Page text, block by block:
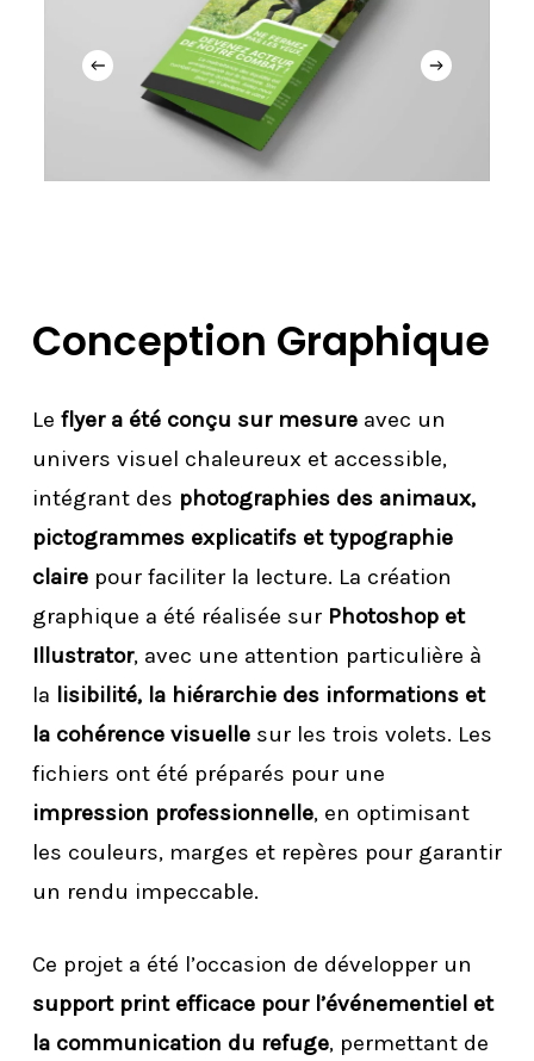
Conception Graphique
Le flyer a été conçu sur mesureavec un
univers visuel chaleureux et accessible,
intégrant des photographies des animaux,
pictogrammes explicatifs et typographie
clairepour faciliter la lecture. La création
graphique a été réalisée sur Photoshop et
Illustrator, avec une attention particulière à
la lisibilité, la hiérarchie des informations et
la cohérence visuellesur les trois volets. Les
fichiers ont été préparés pour une
impression professionnelle, en optimisant
les couleurs, marges et repères pour garantir
un rendu impeccable.
Ce projet a été l’occasion de développer un
support print efficace pour l’événementiel et
la communication du refuge, permettant de